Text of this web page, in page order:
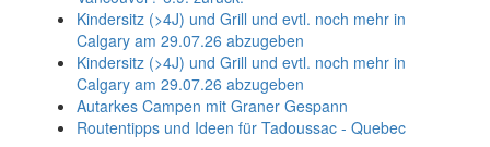
Kindersitz (>4J) und Grill und evtl. noch mehr in
Calgary am 29.07.26 abzugeben
Kindersitz (>4J) und Grill und evtl. noch mehr in
Calgary am 29.07.26 abzugeben
Autarkes Campen mit Graner Gespann
Routentipps und Ideen für Tadoussac - Quebec